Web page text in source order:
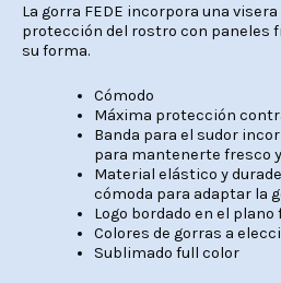
La gorra FEDE incorpora una
protección del rostro con paneles
su forma.
Cómodo
Máxima protección
Banda para el sudor
para mantenerte fresco
Material elástico y
cómoda para adaptar la
Logo bordado en el
Colores de gorras a
Sublimado full color